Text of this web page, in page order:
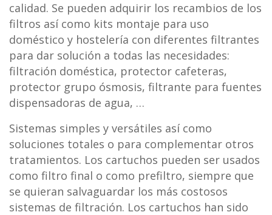
calidad. Se pueden adquirir los recambios de los
filtros así como kits montaje para uso
doméstico y hostelería con diferentes filtrantes
para dar solución a todas las necesidades:
filtración doméstica, protector cafeteras,
protector grupo ósmosis, filtrante para fuentes
dispensadoras de agua, …
Sistemas simples y versátiles así como
soluciones totales o para complementar otros
tratamientos. Los cartuchos pueden ser usados
como filtro final o como prefiltro, siempre que
se quieran salvaguardar los más costosos
sistemas de filtración. Los cartuchos han sido